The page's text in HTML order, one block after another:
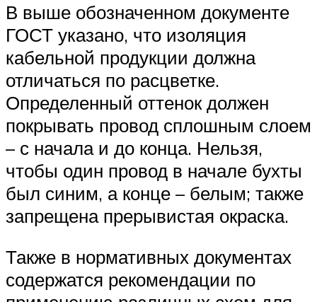
В выше обозначенном документе
ГОСТ указано, что изоляция
кабельной продукции должна
отличаться по расцветке.
Определенный оттенок должен
покрывать провод сплошным слоем
– с начала и до конца. Нельзя,
чтобы один провод в начале бухты
был синим, а конце – белым; также
запрещена прерывистая окраска.
Также в нормативных документах
содержатся рекомендации по